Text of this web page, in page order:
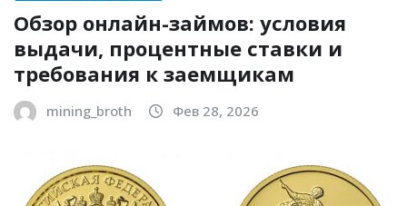
Обзор онлайн-займов: условия
выдачи, процентные ставки и
требования к заемщикам
mining_broth Фев 28, 2026